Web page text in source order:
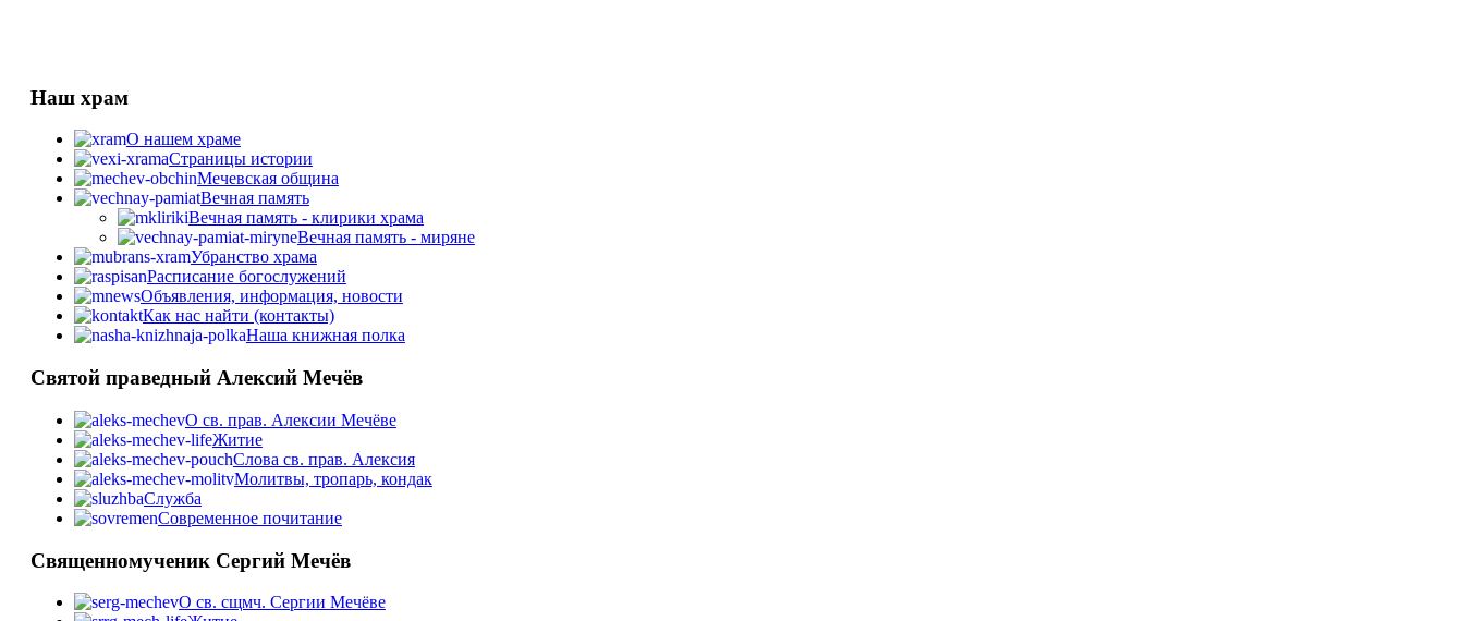
Наш храм
О нашем храме
Страницы истории
Мечевская община
Вечная память
Вечная память - клирики храма
Вечная память - миряне
Убранство храма
Расписание богослужений
Объявления, информация, новости
Как нас найти (контакты)
Наша книжная полка
Святой праведный Алексий Мечёв
О св. прав. Алексии Мечёве
Житие
Слова св. прав. Алексия
Молитвы, тропарь, кондак
Служба
Cовременное почитание
Священномученик Сергий Мечёв
О св. сщмч. Сергии Мечёве